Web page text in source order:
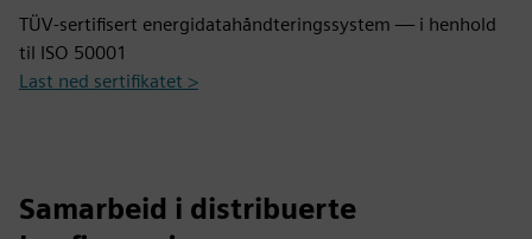
TÜV-sertifisert energidatahåndteringssystem — i henhold
til ISO 50001
Last ned sertifikatet >
Samarbeid i distribuerte